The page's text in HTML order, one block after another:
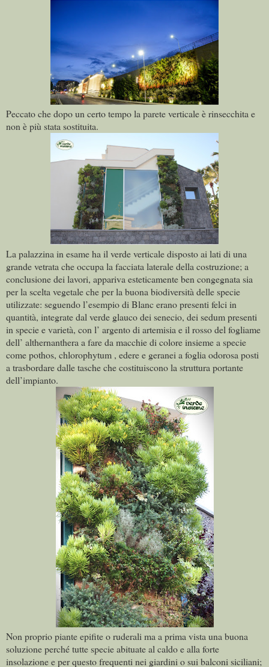
Peccato che dopo un certo tempo la parete verticale è rinsecchita e
non è più stata sostituita.
La palazzina in esame ha il verde verticale disposto ai lati di una
grande vetrata che occupa la facciata laterale della costruzione; a
conclusione dei lavori, appariva esteticamente ben congegnata sia
per la scelta vegetale che per la buona biodiversità delle specie
utilizzate: seguendo l’esempio di Blanc erano presenti felci in
quantità, integrate dal verde glauco dei senecio, dei sedum presenti
in specie e varietà, con l’ argento di artemisia e il rosso del fogliame
dell’ althernanthera a fare da macchie di colore insieme a specie
come pothos, chlorophytum , edere e geranei a foglia odorosa posti
a trasbordare dalle tasche che costituiscono la struttura portante
dell’impianto.
Non proprio piante epifite o ruderali ma a prima vista una buona
soluzione perché tutte specie abituate al caldo e alla forte
insolazione e per questo frequenti nei giardini o sui balconi siciliani;